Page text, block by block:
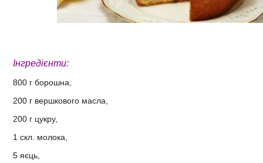
Інгредієнти:
800 г борошна,
200 г вершкового масла,
200 г цукру,
1 скл. молока,
5 яєць,